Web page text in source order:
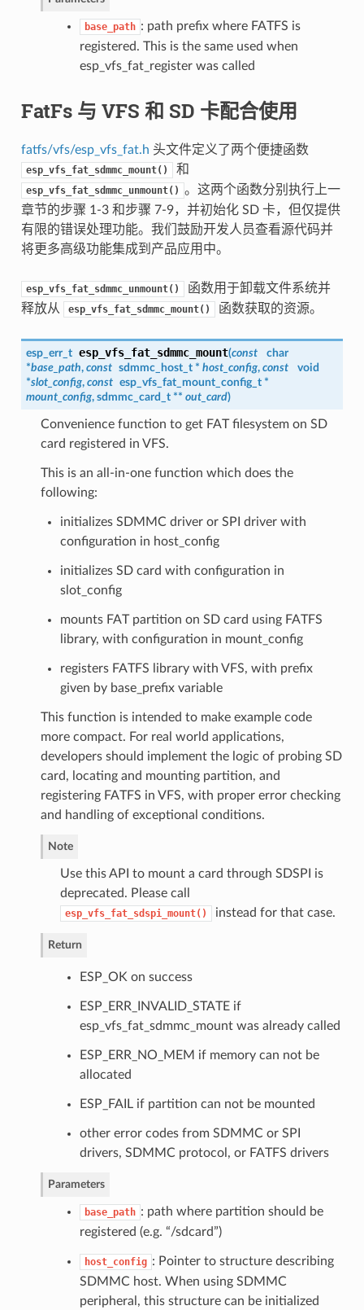
base_path : path prefix where FATFS is
registered. This is the same used when
esp_vfs_fat_register was called
FatFs 与 VFS 和 SD 卡配合使用
fatfs/vfs/esp_vfs_fat.h 头文件定义了两个便捷函数
esp_vfs_fat_sdmmc_mount() 和
esp_vfs_fat_sdmmc_unmount() 。这两个函数分别执行上一
章节的步骤 1-3 和步骤 7-9，并初始化 SD 卡，但仅提供
有限的错误处理功能。我们鼓励开发人员查看源代码并
将更多高级功能集成到产品应用中。
esp_vfs_fat_sdmmc_unmount()
函数用于卸载文件系统并
释放从
esp_vfs_fat_sdmmc_mount() 函数获取的资源。
esp_err_t esp_vfs_fat_sdmmc_mount(const
char
*base_path, const sdmmc_host_t* host_config, const
void
*slot_config, const esp_vfs_fat_mount_config_t*
mount_config, sdmmc_card_t** out_card)
Convenience function to get FAT filesystem on SD
card registered in VFS.
This is an all-in-one function which does the
following:
initializes SDMMC driver or SPI driver with
configuration in host_config
initializes SD card with configuration in
slot_config
mounts FAT partition on SD card using FATFS
library, with configuration in mount_config
registers FATFS library with VFS, with prefix
given by base_prefix variable
This function is intended to make example code
more compact. For real world applications,
developers should implement the logic of probing SD
card, locating and mounting partition, and
registering FATFS in VFS, with proper error checking
and handling of exceptional conditions.
Note
Use this API to mount a card through SDSPI is
deprecated. Please call
esp_vfs_fat_sdspi_mount() instead for that case.
Return
ESP_OK on success
ESP_ERR_INVALID_STATE if
esp_vfs_fat_sdmmc_mount was already called
ESP_ERR_NO_MEM if memory can not be
allocated
ESP_FAIL if partition can not be mounted
other error codes from SDMMC or SPI
drivers, SDMMC protocol, or FATFS drivers
Parameters
base_path : path where partition should be
registered (e.g. “/sdcard”)
host_config : Pointer to structure describing
SDMMC host. When using SDMMC
peripheral, this structure can be initialized